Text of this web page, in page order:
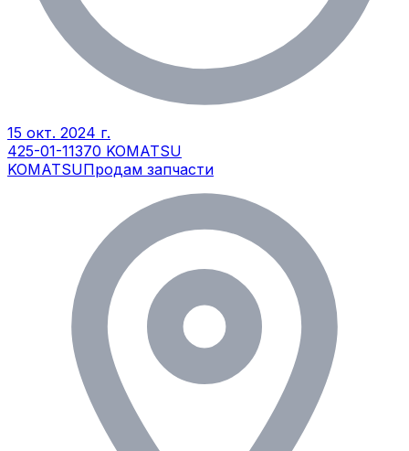
15 окт. 2024 г.
425-01-11370 KOMATSU
KOMATSUПродам запчасти